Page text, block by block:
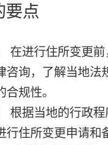
要点
在进行住所变更
咨询，了解当地法
规性。
根据当地的行政
行住所变更申请和